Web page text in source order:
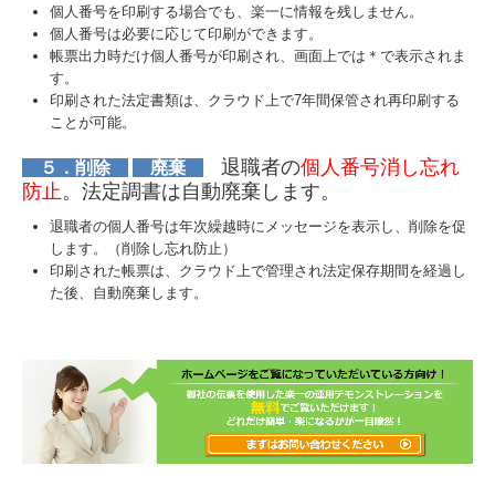
個人番号を印刷する場合でも、楽一に情報を残しません。
個人番号は必要に応じて印刷ができます。
帳票出力時だけ個人番号が印刷され、画面上では＊で表示されま
す。
印刷された法定書類は、クラウド上で7年間保管され再印刷する
ことが可能。
５．削除 廃棄 退職者の個人番号消し忘れ
防止 。法定調書は自動廃棄します。
退職者の個人番号は年次繰越時にメッセージを表示し、削除を促
します。（削除し忘れ防止）
印刷された帳票は、クラウド上で管理され法定保存期間を経過し
た後、自動廃棄します。